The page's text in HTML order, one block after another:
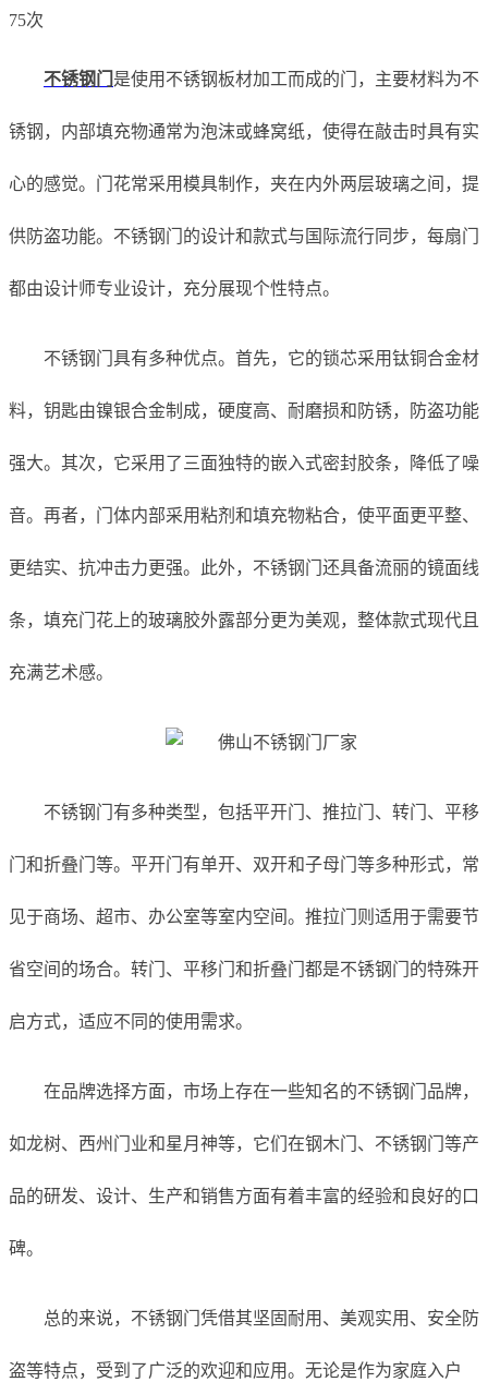
75次
不锈钢门 是使用不锈钢板材加工而成的门，主要材料为不
锈钢，内部填充物通常为泡沫或蜂窝纸，使得在敲击时具有实
心的感觉。门花常采用模具制作，夹在内外两层玻璃之间，提
供防盗功能。不锈钢门的设计和款式与国际流行同步，每扇门
都由设计师专业设计，充分展现个性特点。
不锈钢门具有多种优点。首先，它的锁芯采用钛铜合金材
料，钥匙由镍银合金制成，硬度高、耐磨损和防锈，防盗功能
强大。其次，它采用了三面独特的嵌入式密封胶条，降低了噪
音。再者，门体内部采用粘剂和填充物粘合，使平面更平整、
更结实、抗冲击力更强。此外，不锈钢门还具备流丽的镜面线
条，填充门花上的玻璃胶外露部分更为美观，整体款式现代且
充满艺术感。
不锈钢门有多种类型，包括平开门、推拉门、转门、平移
门和折叠门等。平开门有单开、双开和子母门等多种形式，常
见于商场、超市、办公室等室内空间。推拉门则适用于需要节
省空间的场合。转门、平移门和折叠门都是不锈钢门的特殊开
启方式，适应不同的使用需求。
在品牌选择方面，市场上存在一些知名的不锈钢门品牌，
如龙树、西州门业和星月神等，它们在钢木门、不锈钢门等产
品的研发、设计、生产和销售方面有着丰富的经验和良好的口
碑。
总的来说，不锈钢门凭借其坚固耐用、美观实用、安全防
盗等特点，受到了广泛的欢迎和应用。无论是作为家庭入户